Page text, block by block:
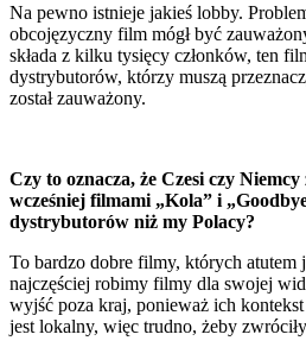
Na pewno istnieje jakieś lobby.
obcojęzyczny film mógł być
składa z kilku tysięcy członków, ten
dystrybutorów, którzy muszą
został zauważony.
Czy to oznacza, że Czesi czy
wcześniej filmami „Kola” i
dystrybutorów niż my Polacy?
To bardzo dobre filmy, których atutem
najczęściej robimy filmy dla swojej
wyjść poza kraj, ponieważ ich
jest lokalny, więc trudno, żeby